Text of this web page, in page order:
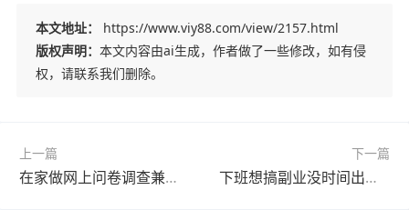
本文地址：
https://www.viy88.com/view/2157.html
版权声明： 本文内容由ai生成，作者做了一些修改，如有侵
权，请联系我们删除。
上一篇
在家做网上问卷调查兼职怎么入手？三个正规调查社区新手完整操作攻略
下一篇
下班想搞副业没时间出门？用手机填调查问卷赚外快三个平台亲测稳拿钱